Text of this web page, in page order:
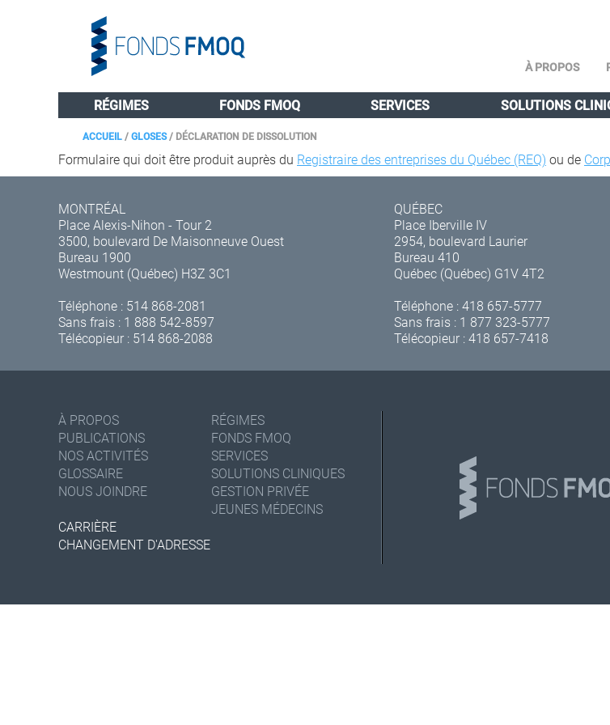
À PROPOS
RÉGIMES FONDS FMOQ SERVICES SOLUTIONS
ACCUEIL/GLOSES/ DÉCLARATION DE DISSOLUTION
Formulaire qui doit être produit auprès du Registraire des entreprises du Québec (REQ) ou de
MONTRÉAL
Place Alexis-Nihon - Tour 2
3500, boulevard De Maisonneuve Ouest
Bureau 1900
Westmount (Québec) H3Z 3C1
Téléphone : 514 868-2081
Sans frais : 1 888 542-8597
Télécopieur : 514 868-2088
QUÉBEC
Place Iberville IV
2954, boulevard Laurier
Bureau 410
Québec (Québec) G1V 4T2
Téléphone :418 657-5777
Sans frais : 1 877 323-5777
Télécopieur : 418 657-7418
À PROPOS
PUBLICATIONS
NOS ACTIVITÉS
GLOSSAIRE
NOUS JOINDRE
RÉGIMES
FONDS FMOQ
SERVICES
SOLUTIONS CLINIQUES
GESTION PRIVÉE
JEUNES MÉDECINS
CARRIÈRE
CHANGEMENT D'ADRESSE